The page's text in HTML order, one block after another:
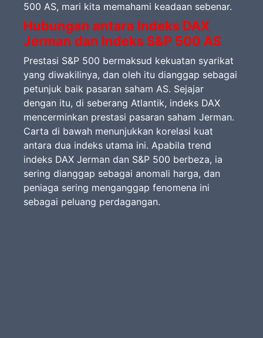
500 AS, mari kita memahami keadaan sebenar.
Hubungan antara Indeks DAX
Jerman dan Indeks S&P 500 AS
Prestasi S&P 500 bermaksud kekuatan syarikat
yang diwakilinya, dan oleh itu dianggap sebagai
petunjuk baik pasaran saham AS. Sejajar
dengan itu, di seberang Atlantik, indeks DAX
mencerminkan prestasi pasaran saham Jerman.
Carta di bawah menunjukkan korelasi kuat
antara dua indeks utama ini. Apabila trend
indeks DAX Jerman dan S&P 500 berbeza, ia
sering dianggap sebagai anomali harga, dan
peniaga sering menganggap fenomena ini
sebagai peluang perdagangan.